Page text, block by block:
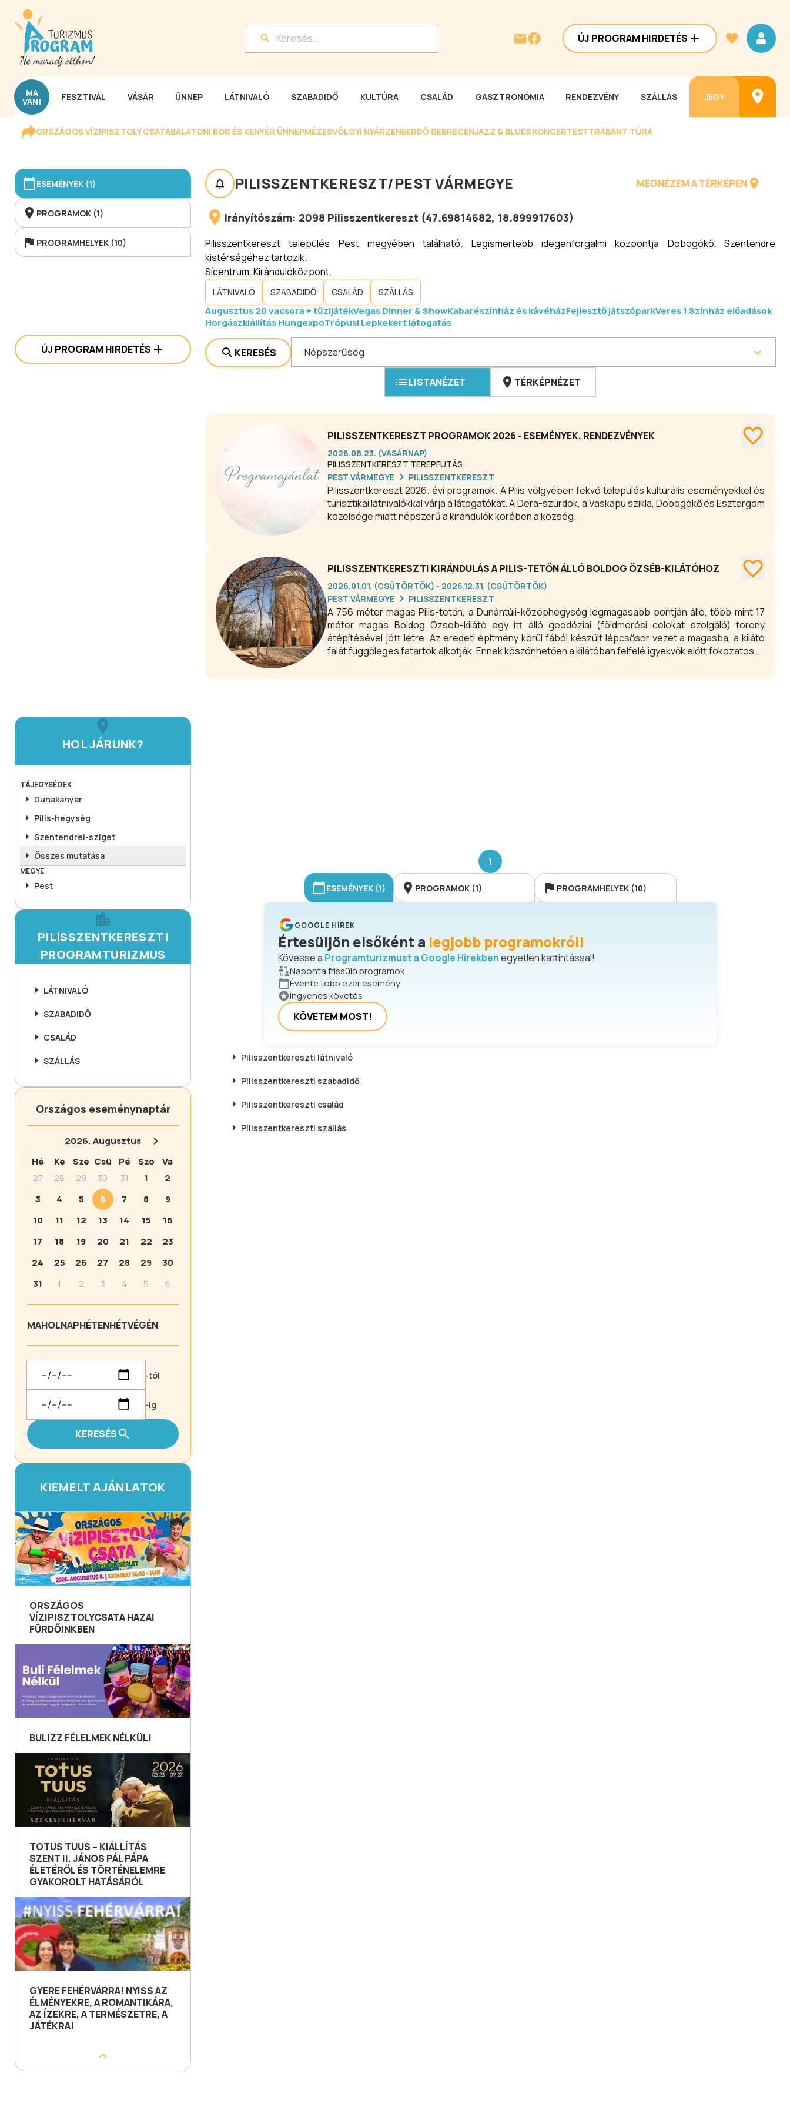
ÚJ PROGRAM HIRDETÉS
MA
VAN! FESZTIVÁL VÁSÁR ÜNNEP LÁTNIVALÓ SZABADIDŐ KULTÚRA CSALÁD GASZTRONÓMIA RENDEZVÉNY SZÁLLÁS JEGY
ORSZÁGOS VÍZIPISZTOLY CSATABALATONI BOR ÉS KENYÉR ÜNNEPMÉZESVÖLGYI NYÁRZENEERDŐ DEBRECENJAZZ & BLUES KONCERTESTTRABANT TÚRA
ESEMÉNYEK (1)
PROGRAMOK (1)
PROGRAMHELYEK (10)
ÚJ PROGRAM HIRDETÉS
HOL JÁRUNK?
TÁJEGYSÉGEK
Dunakanyar
Pilis-hegység
Szentendrei-sziget
Összes mutatása
MEGYE
Pest
PILISSZENTKERESZTI
PROGRAMTURIZMUS
LÁTNIVALÓ
SZABADIDŐ
CSALÁD
SZÁLLÁS
Országos eseménynaptár
2026.Augusztus
Hé
Ke Sze Csü Pé Szo
Va
27
28 29 30 31 1
2
3
4 5 6 7 8
9
10
11 12 13 14 15
16
17
18 19 20 21 22
23
24
25 26 27 28 29
30
31
1 2 3 4 5 6
MAHOLNAPHÉTENHÉTVÉGÉN
-tól
-ig
KERESÉS
KIEMELT AJÁNLATOK
ORSZÁGOS
VÍZIPISZTOLYCSATA HAZAI
FÜRDŐINKBEN
BULIZZ FÉLELMEK NÉLKÜL!
TOTUS TUUS – KIÁLLÍTÁS
SZENT II. JÁNOS PÁL PÁPA
ÉLETÉRŐL ÉS TÖRTÉNELEMRE
GYAKOROLT HATÁSÁRÓL
GYERE FEHÉRVÁRRA! NYISS AZ
ÉLMÉNYEKRE, A ROMANTIKÁRA,
AZ ÍZEKRE, A TERMÉSZETRE, A
JÁTÉKRA!
PILISSZENTKERESZT/PEST VÁRMEGYE MEGNÉZEM A TÉRKÉPEN
Irányítószám: 2098 Pilisszentkereszt (47.69814682, 18.899917603)
Pilisszentkereszt település Pest megyében található. Legismertebb idegenforgalmi központja Dobogókő. Szentendre
kistérségéhez tartozik.
Sícentrum. Kirándulóközpont.
LÁTNIVALÓ SZABADIDŐ CSALÁD SZÁLLÁS
Augusztus 20 vacsora + tűzijátékVegas Dinner & ShowKabarészínház és kávéházFejlesztő játszóparkVeres 1 Színház előadások
Horgászkiállítás HungexpoTrópusi Lepkekert látogatás
KERESÉS Népszerűség
LISTANÉZET TÉRKÉPNÉZET
PILISSZENTKERESZT PROGRAMOK 2026 - ESEMÉNYEK, RENDEZVÉNYEK
2026.08.23. (VASÁRNAP)
PILISSZENTKERESZT TEREPFUTÁS
PEST VÁRMEGYE
PILISSZENTKERESZT
Pilisszentkereszt 2026. évi programok. A Pilis völgyében fekvő település kulturális eseményekkel és
turisztikai látnivalókkal várja a látogatókat. A Dera-szurdok, a Vaskapu szikla, Dobogókő és Esztergom
közelsége miatt népszerű a kirándulók körében a község.
PILISSZENTKERESZTI KIRÁNDULÁS A PILIS-TETŐN ÁLLÓ BOLDOG ÖZSÉB-KILÁTÓHOZ
2026.01.01. (CSÜTÖRTÖK) - 2026.12.31. (CSÜTÖRTÖK)
PEST VÁRMEGYE
PILISSZENTKERESZT
A 756 méter magas Pilis-tetőn, a Dunántúli-középhegység legmagasabb pontján álló, több mint 17
méter magas Boldog Özséb-kilátó egy itt álló geodéziai (földmérési célokat szolgáló) torony
átépítésével jött létre. Az eredeti építmény körül fából készült lépcsősor vezet a magasba, a kilátó
falát függőleges fatartók alkotják. Ennek köszönhetően a kilátóban felfelé igyekvők előtt fokozatosan
1
ESEMÉNYEK (1) PROGRAMOK (1) PROGRAMHELYEK (10)
GOOGLE HÍREK
Értesüljön elsőként a legjobb programokról!
Kövesse a Programturizmust a Google Hírekbenegyetlen kattintással!
Naponta frissülő programok
Évente több ezer esemény
Ingyenes követés
KÖVETEM MOST!
Pilisszentkereszti látnivaló
Pilisszentkereszti szabadidő
Pilisszentkereszti család
Pilisszentkereszti szállás